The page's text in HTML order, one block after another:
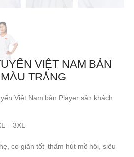
VIỆT NAM BẢN
TRẮNG
Việt Nam bản Player sân khách
– 3XL
co giãn tốt, thấm hút mồ hôi, siêu